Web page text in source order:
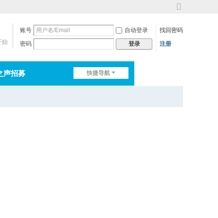
到
账号 自动登录
找回密码
密码
登录 注册
始
快捷导航
声招募